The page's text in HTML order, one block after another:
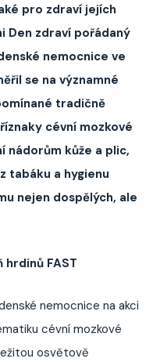
pro zdraví jejích
Den zdraví pořádaný
nemocnice ve
se na významné
tradičně
cévní mozkové
nádorům kůže a plic,
tabáku a hygienu
nejen dospělých, ale
FAST
nemocnice na akci
cévní mozkové
osvětově